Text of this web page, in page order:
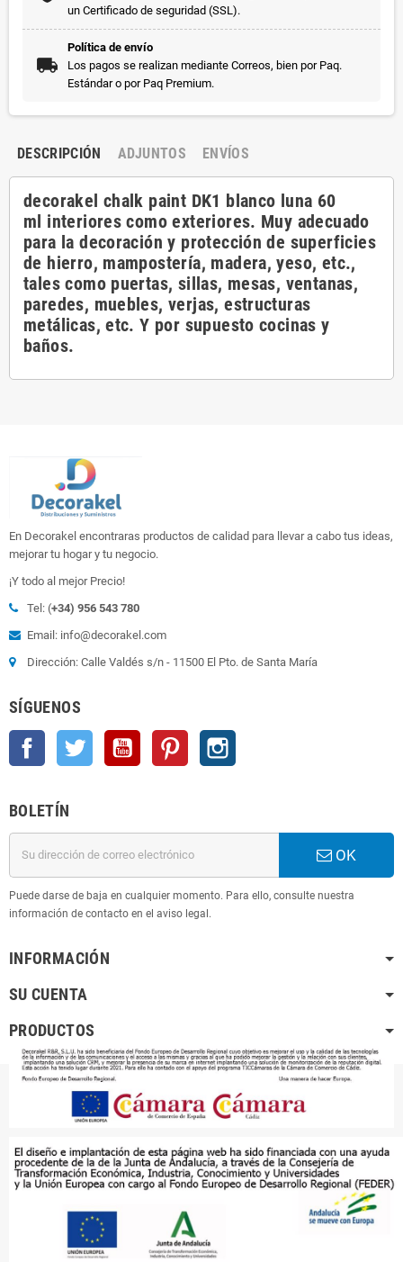
un Certificado de seguridad (SSL).
Política de envío
Los pagos se realizan mediante Correos, bien por Paq.
Estándar o por Paq Premium.
DESCRIPCIÓN ADJUNTOS ENVÍOS
decorakel chalk paint DK1 blanco luna 60
ml interiores como exteriores. Muy adecuado
para la decoración y protección de superficies
de hierro, mampostería, madera, yeso, etc.,
tales como puertas, sillas, mesas, ventanas,
paredes, muebles, verjas, estructuras
metálicas, etc. Y por supuesto cocinas y
baños.
En Decorakel encontraras productos de calidad para llevar a cabo tus ideas,
mejorar tu hogar y tu negocio.
¡Y todo al mejor Precio!
Tel: (+34) 956 543 780
Email: info@decorakel.com
Dirección: Calle Valdés s/n - 11500 El Pto. de Santa María
SÍGUENOS
Facebook Twitter YouTube Pinterest
BOLETÍN
OK
Puede darse de baja en cualquier momento. Para ello, consulte nuestra
información de contacto en el aviso legal.
INFORMACIÓN
SU CUENTA
PRODUCTOS